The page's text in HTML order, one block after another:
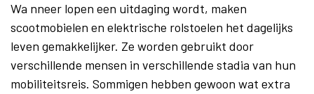
Wa nneer lopen een uitdaging wordt, maken
scootmobielen en elektrische rolstoelen het dagelijks
leven gemakkelijker. Ze worden gebruikt door
verschillende mensen in verschillende stadia van hun
mobiliteitsreis. Sommigen hebben gewoon wat extra